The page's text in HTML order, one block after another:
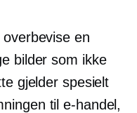
en
bilder som ikke
gjelder spesielt
til e-handel,